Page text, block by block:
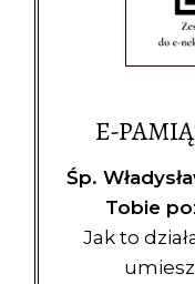
E-
Śp.
Tobie
Jak to